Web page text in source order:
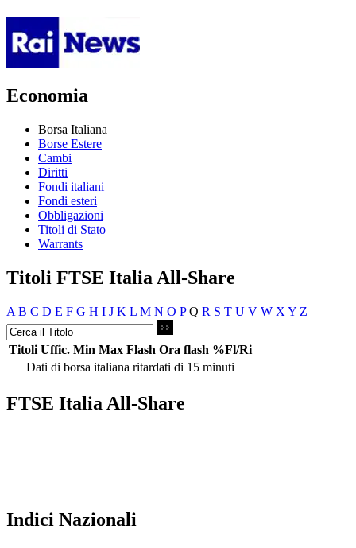
Economia
Borsa Italiana
Borse Estere
Cambi
Diritti
Fondi italiani
Fondi esteri
Obbligazioni
Titoli di Stato
Warrants
Titoli FTSE Italia All-Share
A B C D E F G H I J K L M N O P Q R S T U V W X Y Z
Titoli Uffic. Min Max Flash Ora flash %Fl/Ri
Dati di borsa italiana ritardati di 15 minuti
FTSE Italia All-Share
Indici Nazionali